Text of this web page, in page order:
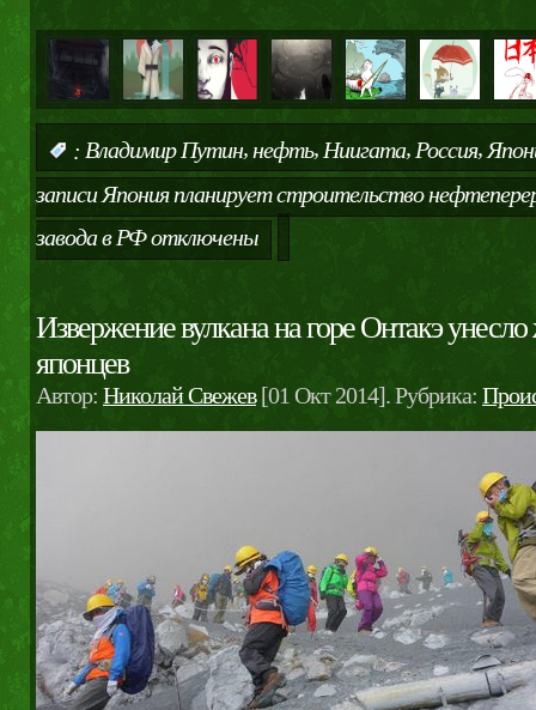
: Владимир Путин,нефть,Ниигата,Россия,
записи Япония планирует строительство
завода в РФотключены
Извержение вулкана на горе Онтакэ унесло
японцев
Автор: Николай Свежев[01 Окт 2014]. Рубрика: